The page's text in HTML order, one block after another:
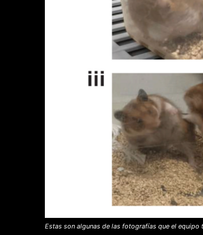
Estas son algunas de las fotografías que el equipo